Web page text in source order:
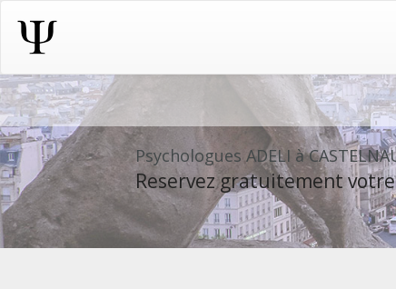
Psychologues ADELI à
Reservez gratuitement